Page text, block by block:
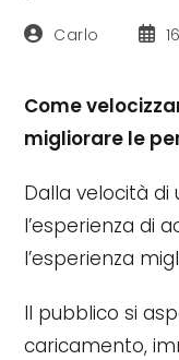
Autore
Carlo
Come
migliorare le
Dalla velocità
l’esperienza di
l’esperienza
Il pubblico si
caricamento,